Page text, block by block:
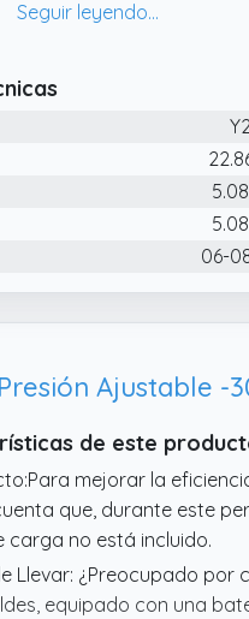
avanzada de
al día).
06-
de este
mejorar la
que, durante este
no está incluido.
¿Preocupado por
equipado con una